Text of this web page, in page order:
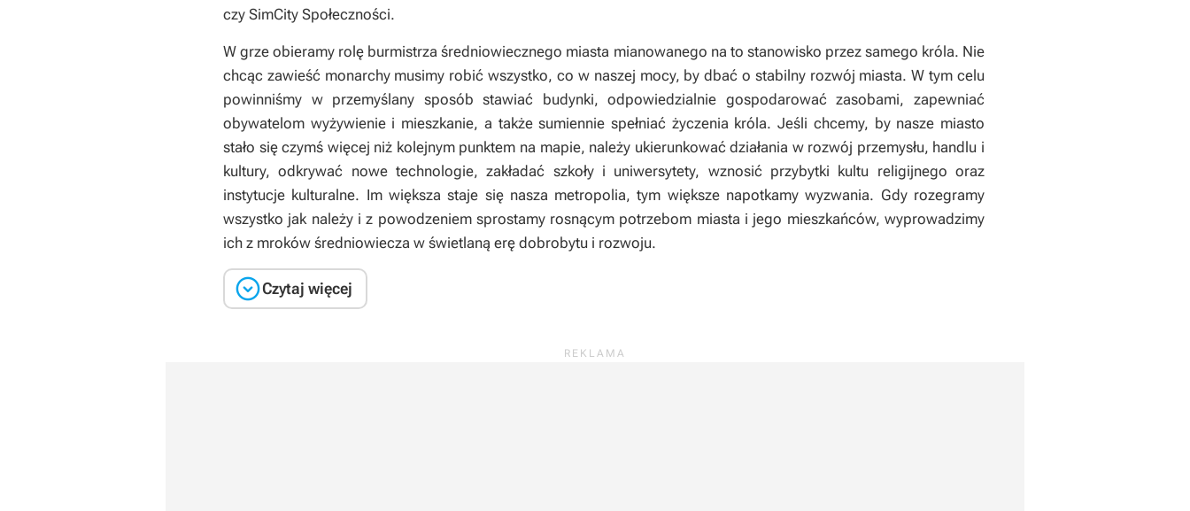
czy SimCity Społeczności.
W grze obieramy rolę burmistrza średniowiecznego miasta mianowanego na to stanowisko przez samego króla. Nie
chcąc zawieść monarchy musimy robić wszystko, co w naszej mocy, by dbać o stabilny rozwój miasta. W tym celu
powinniśmy w przemyślany sposób stawiać budynki, odpowiedzialnie gospodarować zasobami, zapewniać
obywatelom wyżywienie i mieszkanie, a także sumiennie spełniać życzenia króla. Jeśli chcemy, by nasze miasto
stało się czymś więcej niż kolejnym punktem na mapie, należy ukierunkować działania w rozwój przemysłu, handlu i
kultury, odkrywać nowe technologie, zakładać szkoły i uniwersytety, wznosić przybytki kultu religijnego oraz
instytucje kulturalne. Im większa staje się nasza metropolia, tym większe napotkamy wyzwania. Gdy rozegramy
wszystko jak należy i z powodzeniem sprostamy rosnącym potrzebom miasta i jego mieszkańców, wyprowadzimy
ich z mroków średniowiecza w świetlaną erę dobrobytu i rozwoju.
Czytaj więcej